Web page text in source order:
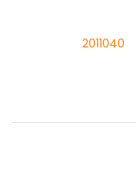
2011040